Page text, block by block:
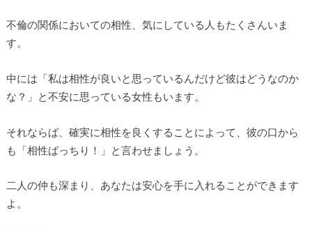
不倫の関係においての相性、気にしている人もたくさんいま
す。
中には「私は相性が良いと思っているんだけど彼はどうなのか
な？」と不安に思っている女性もいます。
それならば、確実に相性を良くすることによって、彼の口から
も「相性ばっちり！」と言わせましょう。
二人の仲も深まり、あなたは安心を手に入れることができます
よ。